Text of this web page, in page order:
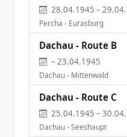
28.04.1945 –
Percha - Eurasburg
Dachau - Route B
– 23.04.1945
Dachau - Mittenwald
Dachau - Route C
25.04.1945 –
Dachau - Seeshaupt